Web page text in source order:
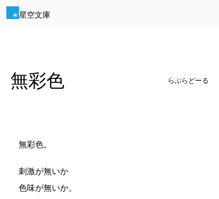
星空文庫
無彩色 らぶらどーる
無彩色。
刺激が無いか
色味が無いか。